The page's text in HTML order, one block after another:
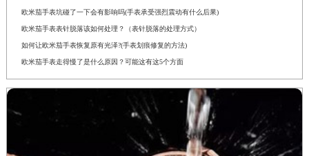
欧米茄手表坑碰了一下会有影响吗(手表承受强烈震动有什么后果)
欧米茄手表表针脱落该如何处理？（表针脱落的处理方式）
如何让欧米茄手表恢复原有光泽?(手表划痕修复的方法)
欧米茄手表走得慢了是什么原因？可能这有这5个方面